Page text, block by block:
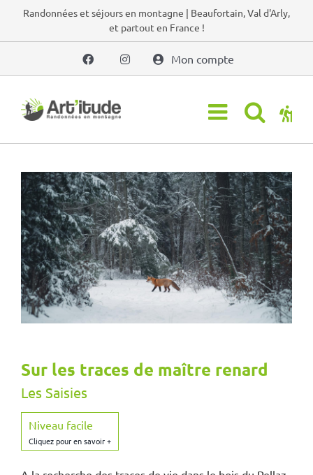
PasserRandonnées et séjours en montagne | Beaufortain, Val d'Arly,
et partout en France !
Mon compte
Sur les traces de maître renard
Les Saisies
Niveau facile